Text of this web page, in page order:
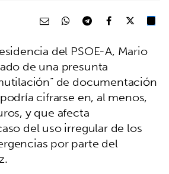
del PSOE-A, Mario
de una presunta
de documentación
cifrarse en, al menos,
y que afecta
del uso irregular de los
por parte del